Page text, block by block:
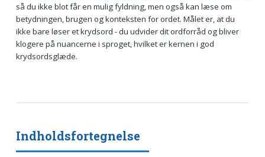
så du ikke blot får en mulig fyldning, men også kan læse om
betydningen, brugen og konteksten for ordet. Målet er, at du
ikke bare løser et krydsord - du udvider dit ordforråd og bliver
klogere på nuancerne i sproget, hvilket er kernen i god
krydsordsglæde.
Indholdsfortegnelse